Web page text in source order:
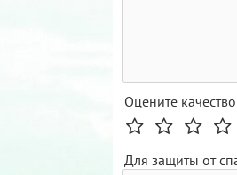
Оцените качество
Для защиты от